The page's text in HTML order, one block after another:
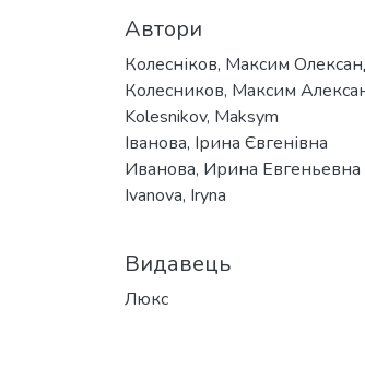
Автори
Колесніков, Максим
Колесников, Максим
Kolesnikov, Maksym
Іванова, Ірина Євгенівна
Иванова, Ирина Евгеньевна
Ivanova, Iryna
Видавець
Люкс